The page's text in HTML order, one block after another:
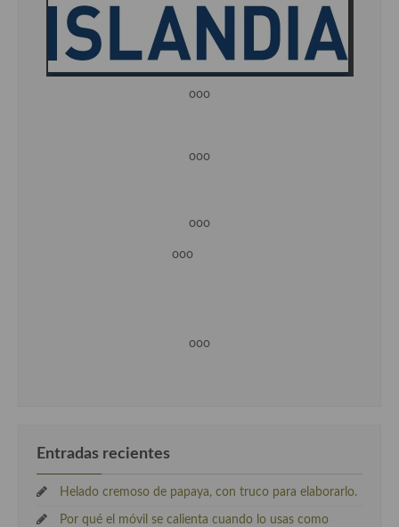
ooo
ooo
ooo
ooo
ooo
Entradas recientes
Helado cremoso de papaya, con truco para elaborarlo.
Por qué el móvil se calienta cuando lo usas como